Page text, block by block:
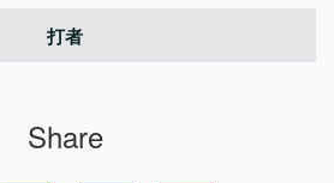
打者
Share